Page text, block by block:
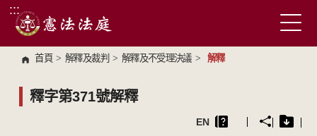
跳到主要內容區塊
:::
首頁 > 解釋及裁判 > 解釋及不受理決議 > 解釋
釋字第371號解釋
EN